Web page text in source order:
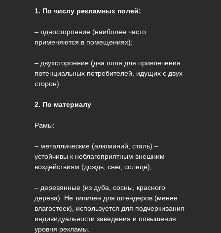
1. По числу рекламных полей:
– односторонние (наиболее часто
применяются в помещениях);
– двухсторонние (два поля для привлечения
потенциальных потребителей, идущих с двух
сторон).
2. По материалу
Рамы:
– металлические (алюминий, сталь) –
устойчивы к неблагоприятным внешним
воздействиям (дождь, снег, солнце);
– деревянные (из дуба, сосны, красного
дерева). Не типичен для штендеров (менее
влагостоек), используется для подчеркивания
индивидуальности заведения и повышения
уровня рекламы.